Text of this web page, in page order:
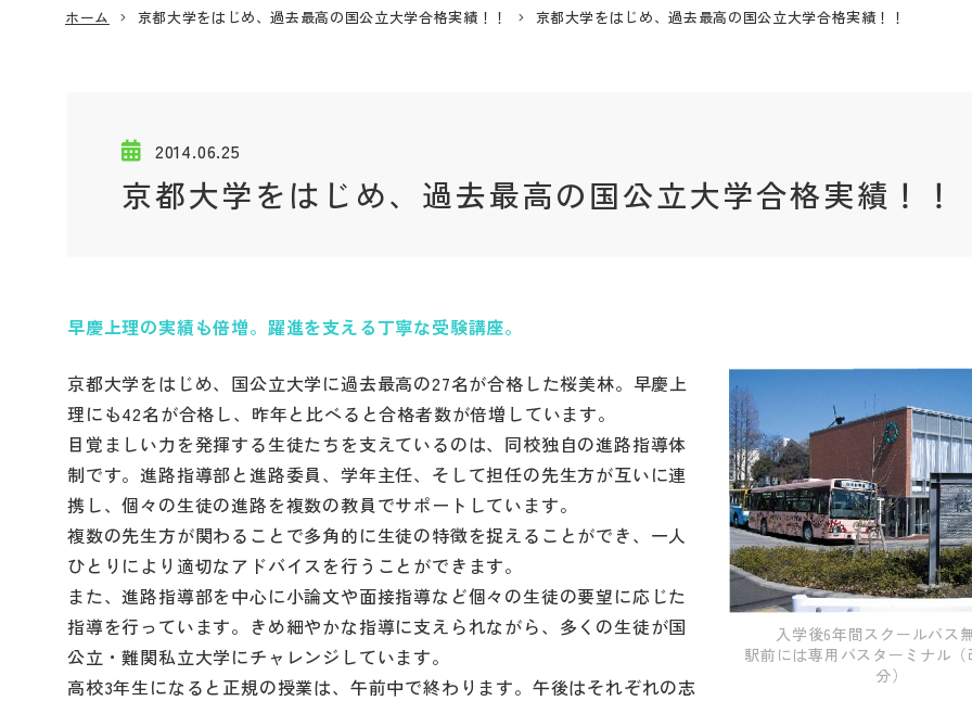
ホーム 京都大学をはじめ、過去最高の国公立大学合格実績！！ 京都大学をはじめ、過去最高の国公立大学合格実績！！
2014.06.25
京都大学をはじめ、過去最高の国公立大学合格実績！！
早慶上理の実績も倍増。躍進を支える丁寧な受験講座。
入学後6年間スクールバス
駅前には専用バスターミナル（
分）
京都大学をはじめ、国公立大学に過去最高の27名が合格した桜美林。早慶上
理にも42名が合格し、昨年と比べると合格者数が倍増しています。
目覚ましい力を発揮する生徒たちを支えているのは、同校独自の進路指導体
制です。進路指導部と進路委員、学年主任、そして担任の先生方が互いに連
携し、個々の生徒の進路を複数の教員でサポートしています。
複数の先生方が関わることで多角的に生徒の特徴を捉えることができ、一人
ひとりにより適切なアドバイスを行うことができます。
また、進路指導部を中心に小論文や面接指導など個々の生徒の要望に応じた
指導を行っています。きめ細やかな指導に支えられながら、多くの生徒が国
公立・難関私立大学にチャレンジしています。
高校3年生になると正規の授業は、午前中で終わります。午後はそれぞれの志